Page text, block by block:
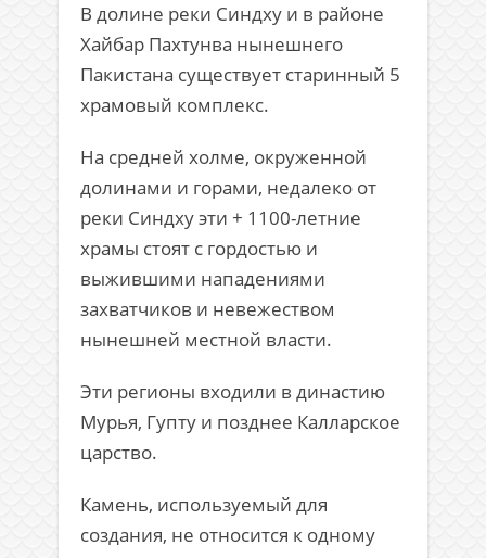
В долине реки Синдху и в районе
Хайбар Пахтунва нынешнего
Пакистана существует старинный 5
храмовый комплекс.
На средней холме, окруженной
долинами и горами, недалеко от
реки Синдху эти + 1100-летние
храмы стоят с гордостью и
выжившими нападениями
захватчиков и невежеством
нынешней местной власти.
Эти регионы входили в династию
Мурья, Гупту и позднее Калларское
царство.
Камень, используемый для
создания, не относится к одному